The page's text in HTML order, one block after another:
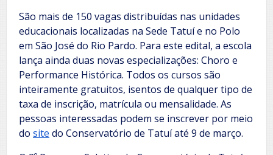
São mais de 150 vagas distribuídas nas unidades
educacionais localizadas na Sede Tatuí e no Polo
em São José do Rio Pardo. Para este edital, a escola
lança ainda duas novas especializações: Choro e
Performance Histórica. Todos os cursos são
inteiramente gratuitos, isentos de qualquer tipo de
taxa de inscrição, matrícula ou mensalidade. As
pessoas interessadas podem se inscrever por meio
do site do Conservatório de Tatuí até 9 de março.